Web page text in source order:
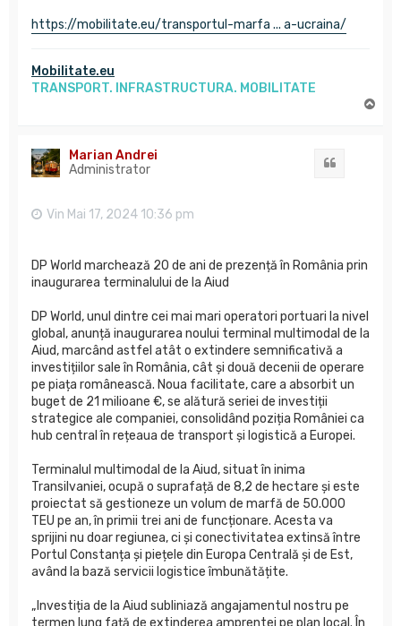
https://mobilitate.eu/transportul-marfa ... a-ucraina/
Mobilitate.eu
TRANSPORT. INFRASTRUCTURA. MOBILITATE
Marian Andrei
Administrator
Vin Mai 17, 2024 10:36 pm
DP World marchează 20 de ani de prezență în România prin
inaugurarea terminalului de la Aiud
DP World, unul dintre cei mai mari operatori portuari la nivel
global, anunță inaugurarea noului terminal multimodal de la
Aiud, marcând astfel atât o extindere semnificativă a
investițiilor sale în România, cât și două decenii de operare
pe piața românească. Noua facilitate, care a absorbit un
buget de 21 milioane €, se alătură seriei de investiții
strategice ale companiei, consolidând poziția României ca
hub central în rețeaua de transport și logistică a Europei.
Terminalul multimodal de la Aiud, situat în inima
Transilvaniei, ocupă o suprafață de 8,2 de hectare și este
proiectat să gestioneze un volum de marfă de 50.000
TEU pe an, în primii trei ani de funcționare. Acesta va
sprijini nu doar regiunea, ci și conectivitatea extinsă între
Portul Constanța și piețele din Europa Centrală și de Est,
având la bază servicii logistice îmbunătățite.
„Investiția de la Aiud subliniază angajamentul nostru pe
termen lung față de extinderea amprentei pe plan local. În